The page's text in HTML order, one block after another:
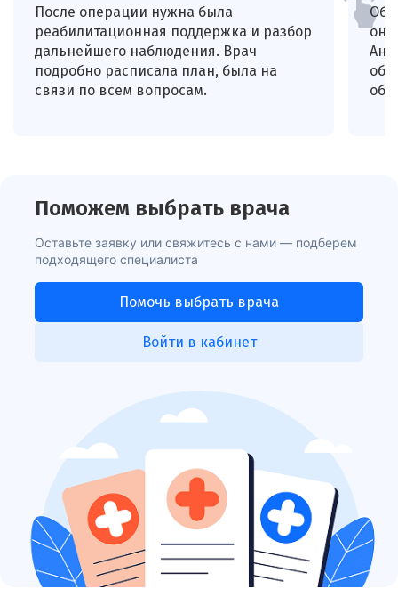
После операции нужна была
реабилитационная поддержка и разбор
дальнейшего наблюдения. Врач
подробно расписала план, была на
связи по всем вопросам.
Поможем выбрать врача
Оставьте заявку или свяжитесь с нами — подберем
подходящего специалиста
Помочь выбрать врача
Войти в кабинет